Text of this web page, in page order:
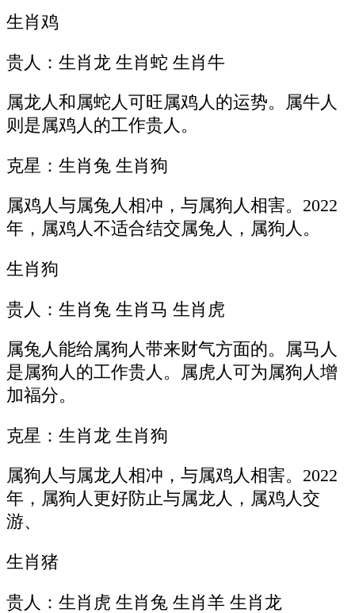
生肖鸡
贵人：生肖龙 生肖蛇 生肖牛
属龙人和属蛇人可旺属鸡人的运势。属牛人
则是属鸡人的工作贵人。
克星：生肖兔 生肖狗
属鸡人与属兔人相冲，与属狗人相害。2022
年，属鸡人不适合结交属兔人，属狗人。
生肖狗
贵人：生肖兔 生肖马 生肖虎
属兔人能给属狗人带来财气方面的。属马人
是属狗人的工作贵人。属虎人可为属狗人增
加福分。
克星：生肖龙 生肖狗
属狗人与属龙人相冲，与属鸡人相害。2022
年，属狗人更好防止与属龙人，属鸡人交
游、
生肖猪
贵人：生肖虎 生肖兔 生肖羊 生肖龙